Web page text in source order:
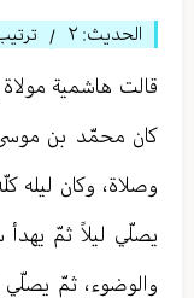
الحديث: ٢ /
قالت هاشمية
كان محمّد بن
وصلاة، وكان ليله
يصلّي ليلاً ثمّ
والوضوء، ثمّ يصلّي